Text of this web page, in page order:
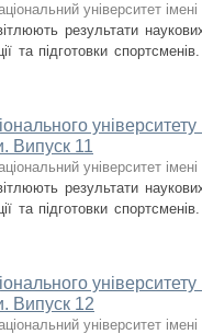
університет імені
результати
та підготовки
університету
Випуск 11
університет імені
результати
та підготовки
університету
Випуск 12
університет імені